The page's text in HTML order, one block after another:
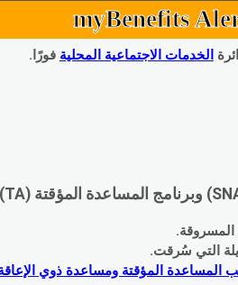
myBenefits
الخدمات الاجتماعية المحلية فورًا.